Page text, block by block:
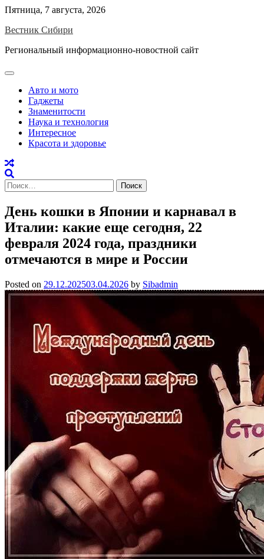
Skip
content
Пятница, 7 августа, 2026
Вестник Сибири
Региональный информационно-новостной сайт
Авто и мото
Гаджеты
Знаменитости
Наука и технология
Интересное
Красота и здоровье
Найти:
День кошки в Японии и карнавал в
Италии: какие еще сегодня, 22
февраля 2024 года, праздники
отмечаются в мире и России
Posted on 29.12.202503.04.2026 by Sibadmin